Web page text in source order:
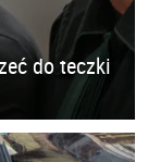
do teczki